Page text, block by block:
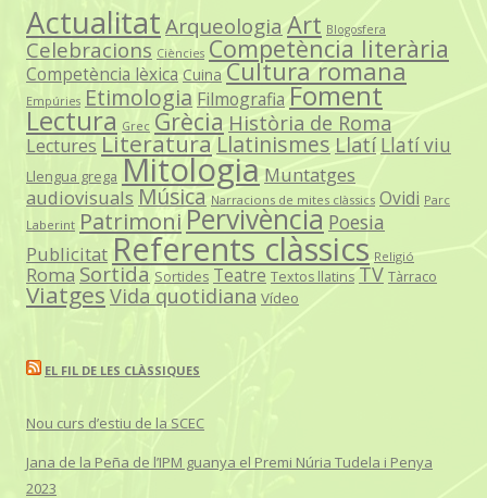
ActualitatArqueologia Art Blogosfera
Celebracions Ciències Competència literària
Competència lèxica Cuina Cultura romana
Empúries Etimologia Filmografia Foment
Lectura Grec Grècia Història de Roma
Lectures LiteraturaLlatinismes Llatí Llatí viu
Llengua grega Mitologia Muntatges
audiovisuals Música Narracions de mites clàssics Ovidi Parc
Laberint PatrimoniPervivència Poesia
PublicitatReferents clàssics Religió
Roma Sortida Sortides Teatre Textos llatins TV Tàrraco
Viatges Vida quotidiana Vídeo
EL FIL DE LES CLÀSSIQUES
Nou curs d’estiu de la SCEC
Jana de la Peña de l’IPM guanya el Premi Núria Tudela i Penya
2023